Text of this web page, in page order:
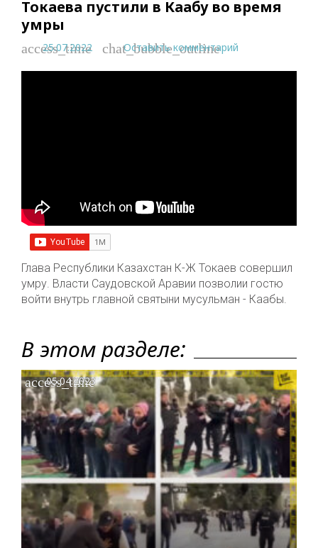
Токаева пустили в Каабу во время
умры
access_time
25.07.2022 chat_bubble_outline
Оставить комментарий
Глава Республики Казахстан К-Ж Токаев совершил
умру. Власти Саудовской Аравии позволии гостю
войти внутрь главной святыни мусульман - Каабы.
В этом разделе:
access_time
05.04.2023